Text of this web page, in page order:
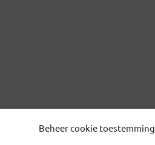
Beheer cookie toestemming